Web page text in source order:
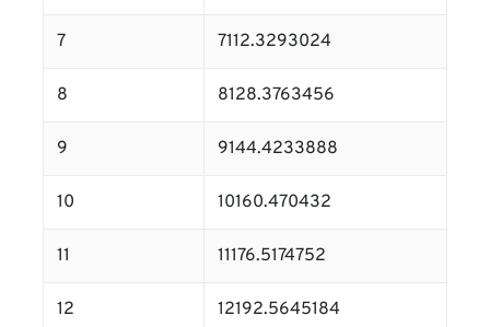
7 7112.3293024
8 8128.3763456
9 9144.4233888
10 10160.470432
11 11176.5174752
12 12192.5645184